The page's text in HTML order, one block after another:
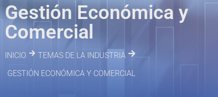
Gestión Económica y
Comercial
INICIO
TEMAS DE LA INDUSTRIA
GESTIÓN ECONÓMICA Y COMERCIAL